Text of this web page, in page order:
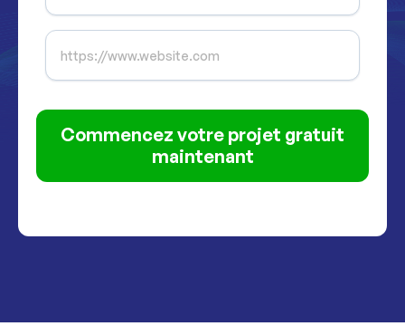
Commencez votre projet gratuit
maintenant